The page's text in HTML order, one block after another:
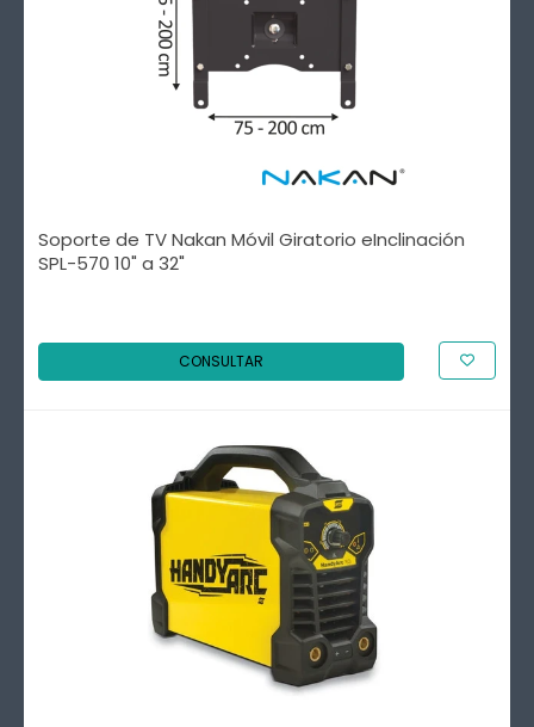
Soporte de TV Nakan Móvil Giratorio eInclinación
SPL-570 10" a 32"
CONSULTAR